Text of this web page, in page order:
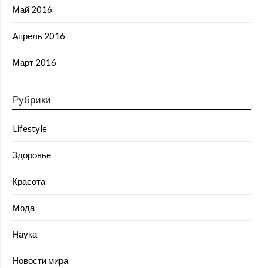
Май 2016
Апрель 2016
Март 2016
Рубрики
Lifestyle
Здоровье
Красота
Мода
Наука
Новости мира